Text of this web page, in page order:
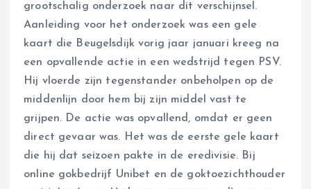
grootschalig onderzoek naar dit verschijnsel.
Aanleiding voor het onderzoek was een gele
kaart die Beugelsdijk vorig jaar januari kreeg na
een opvallende actie in een wedstrijd tegen PSV.
Hij vloerde zijn tegenstander onbeholpen op de
middenlijn door hem bij zijn middel vast te
grijpen. De actie was opvallend, omdat er geen
direct gevaar was. Het was de eerste gele kaart
die hij dat seizoen pakte in de eredivisie. Bij
online gokbedrijf Unibet en de goktoezichthouder